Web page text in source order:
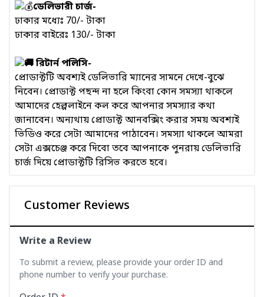
ডেলিভারী চার্জ-
ঢাকার মধ্যেঃ 70/- টাকা
ঢাকার বাইরেঃ 130/- টাকা
রিটার্ন পলিসি-
প্রোডাক্টটি অবশ্যই ডেলিভারি ম্যানের সামনে দেখে-বুঝে
নিবেন। প্রোডাক্ট পছন্দ না হলে কিংবা কোন সমস্যা থাকলে
আমাদের হেল্পলাইনে কল করে আপনার সমস্যার কথা
জানাবেন। অন্যথায় প্রোডাক্ট আনবক্সিং করার সময় অবশ্যই
ভিডিও করে সেটা আমাদের পাঠাবেন। সমস্যা থাকলে আমরা
সেটা এক্সচেঞ্জ করে দিবো তবে আপনাকে পুনরায় ডেলিভারি
চার্জ দিয়ে প্রোডাক্টটি রিসিভ করতে হবে।
Customer Reviews
Write a Review
To submit a review, please provide your order ID and
phone number to verify your purchase.